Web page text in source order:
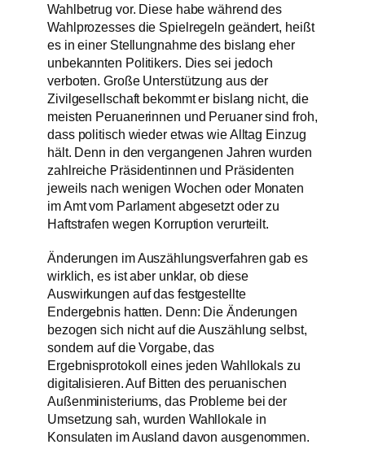
Wahlbetrug vor. Diese habe während des
Wahlprozesses die Spielregeln geändert, heißt
es in einer Stellungnahme des bislang eher
unbekannten Politikers. Dies sei jedoch
verboten. Große Unterstützung aus der
Zivilgesellschaft bekommt er bislang nicht, die
meisten Peruanerinnen und Peruaner sind froh,
dass politisch wieder etwas wie Alltag Einzug
hält. Denn in den vergangenen Jahren wurden
zahlreiche Präsidentinnen und Präsidenten
jeweils nach wenigen Wochen oder Monaten
im Amt vom Parlament abgesetzt oder zu
Haftstrafen wegen Korruption verurteilt.
Änderungen im Auszählungsverfahren gab es
wirklich, es ist aber unklar, ob diese
Auswirkungen auf das festgestellte
Endergebnis hatten. Denn: Die Änderungen
bezogen sich nicht auf die Auszählung selbst,
sondern auf die Vorgabe, das
Ergebnisprotokoll eines jeden Wahllokals zu
digitalisieren. Auf Bitten des peruanischen
Außenministeriums, das Probleme bei der
Umsetzung sah, wurden Wahllokale in
Konsulaten im Ausland davon ausgenommen.